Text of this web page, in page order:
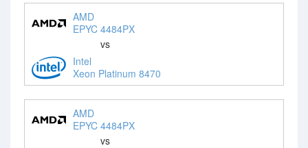
AMD
EPYC 4484PX
vs
Intel
Xeon Platinum 8470
AMD
EPYC 4484PX
vs